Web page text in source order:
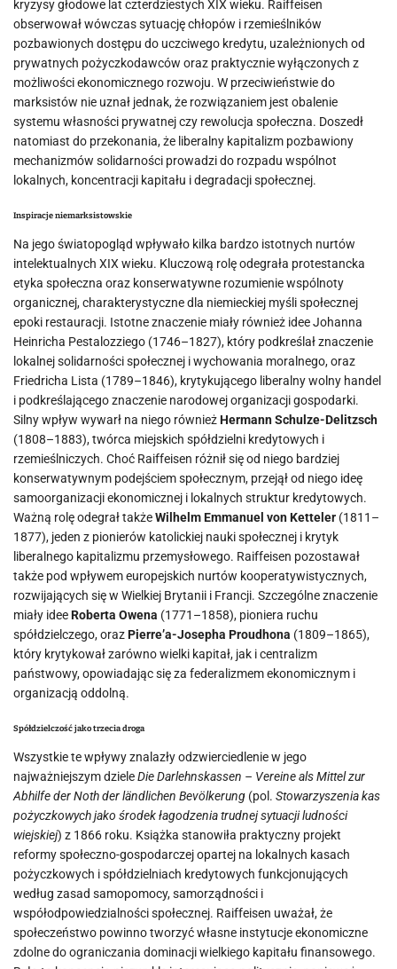
kryzysy głodowe lat czterdziestych XIX wieku. Raiffeisen
obserwował wówczas sytuację chłopów i rzemieślników
pozbawionych dostępu do uczciwego kredytu, uzależnionych od
prywatnych pożyczkodawców oraz praktycznie wyłączonych z
możliwości ekonomicznego rozwoju. W przeciwieństwie do
marksistów nie uznał jednak, że rozwiązaniem jest obalenie
systemu własności prywatnej czy rewolucja społeczna. Doszedł
natomiast do przekonania, że liberalny kapitalizm pozbawiony
mechanizmów solidarności prowadzi do rozpadu wspólnot
lokalnych, koncentracji kapitału i degradacji społecznej.
Inspiracje niemarksistowskie
Na jego światopogląd wpływało kilka bardzo istotnych nurtów
intelektualnych XIX wieku. Kluczową rolę odegrała protestancka
etyka społeczna oraz konserwatywne rozumienie wspólnoty
organicznej, charakterystyczne dla niemieckiej myśli społecznej
epoki restauracji. Istotne znaczenie miały również idee Johanna
Heinricha Pestalozziego (1746–1827), który podkreślał znaczenie
lokalnej solidarności społecznej i wychowania moralnego, oraz
Friedricha Lista (1789–1846), krytykującego liberalny wolny handel
i podkreślającego znaczenie narodowej organizacji gospodarki.
Silny wpływ wywarł na niego równieżHermann Schulze-Delitzsch
(1808–1883), twórca miejskich spółdzielni kredytowych i
rzemieślniczych. Choć Raiffeisen różnił się od niego bardziej
konserwatywnym podejściem społecznym, przejął od niego ideę
samoorganizacji ekonomicznej i lokalnych struktur kredytowych.
Ważną rolę odegrał takżeWilhelm Emmanuel von Ketteler (1811–
1877), jeden z pionierów katolickiej nauki społecznej i krytyk
liberalnego kapitalizmu przemysłowego. Raiffeisen pozostawał
także pod wpływem europejskich nurtów kooperatywistycznych,
rozwijających się w Wielkiej Brytanii i Francji. Szczególne znaczenie
miały ideeRoberta Owena (1771–1858), pioniera ruchu
spółdzielczego, orazPierre’a-Josepha Proudhona (1809–1865),
który krytykował zarówno wielki kapitał, jak i centralizm
państwowy, opowiadając się za federalizmem ekonomicznym i
organizacją oddolną.
Spółdzielczość jako trzecia droga
Wszystkie te wpływy znalazły odzwierciedlenie w jego
najważniejszym dzieleDie Darlehnskassen – Vereine als Mittel zur
Abhilfe der Noth der ländlichen Bevölkerung (pol. Stowarzyszenia kas
pożyczkowych jako środek łagodzenia trudnej sytuacji ludności
wiejskiej) z 1866 roku. Książka stanowiła praktyczny projekt
reformy społeczno-gospodarczej opartej na lokalnych kasach
pożyczkowych i spółdzielniach kredytowych funkcjonujących
według zasad samopomocy, samorządności i
współodpowiedzialności społecznej. Raiffeisen uważał, że
społeczeństwo powinno tworzyć własne instytucje ekonomiczne
zdolne do ograniczania dominacji wielkiego kapitału finansowego.